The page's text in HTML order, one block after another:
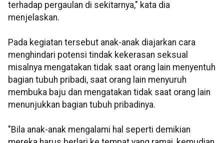
terhadap pergaulan di sekitarnya," kata dia
menjelaskan.
Pada kegiatan tersebut anak-anak diajarkan cara
menghindari potensi tindak kekerasan seksual
misalnya mengatakan tidak saat orang lain menyentuh
bagian tubuh pribadi, saat orang lain menyuruh
membuka baju dan mengatakan tidak saat orang lain
menunjukkan bagian tubuh pribadinya.
"Bila anak-anak mengalami hal seperti demikian